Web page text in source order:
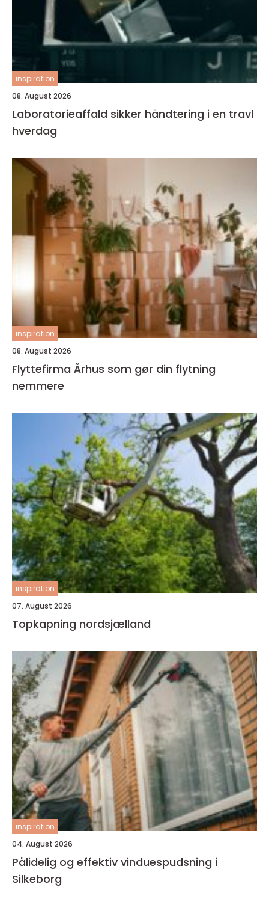
inspiration
08. August 2026
Laboratorieaffald sikker håndtering i en travl
hverdag
inspiration
08. August 2026
Flyttefirma Århus som gør din flytning
nemmere
inspiration
07. August 2026
Topkapning nordsjælland
inspiration
04. August 2026
Pålidelig og effektiv vinduespudsning i
Silkeborg